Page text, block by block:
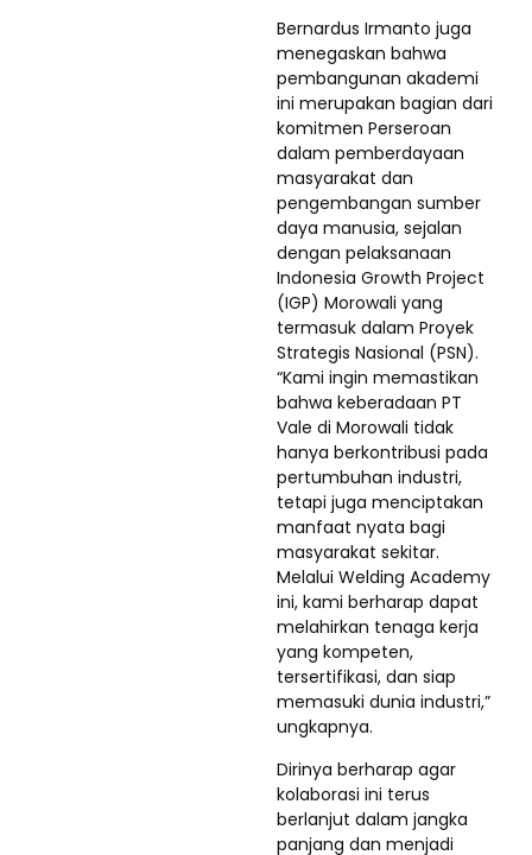
Bernardus Irmanto juga
menegaskan bahwa
pembangunan akademi
ini merupakan bagian dari
komitmen Perseroan
dalam pemberdayaan
masyarakat dan
pengembangan sumber
daya manusia, sejalan
dengan pelaksanaan
Indonesia Growth Project
(IGP) Morowali yang
termasuk dalam Proyek
Strategis Nasional (PSN).
“Kami ingin memastikan
bahwa keberadaan PT
Vale di Morowali tidak
hanya berkontribusi pada
pertumbuhan industri,
tetapi juga menciptakan
manfaat nyata bagi
masyarakat sekitar.
Melalui Welding Academy
ini, kami berharap dapat
melahirkan tenaga kerja
yang kompeten,
tersertifikasi, dan siap
memasuki dunia industri,”
ungkapnya.
Dirinya berharap agar
kolaborasi ini terus
berlanjut dalam jangka
panjang dan menjadi